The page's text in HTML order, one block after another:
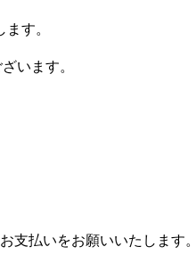
す。
います。
支払いをお願いいたします。